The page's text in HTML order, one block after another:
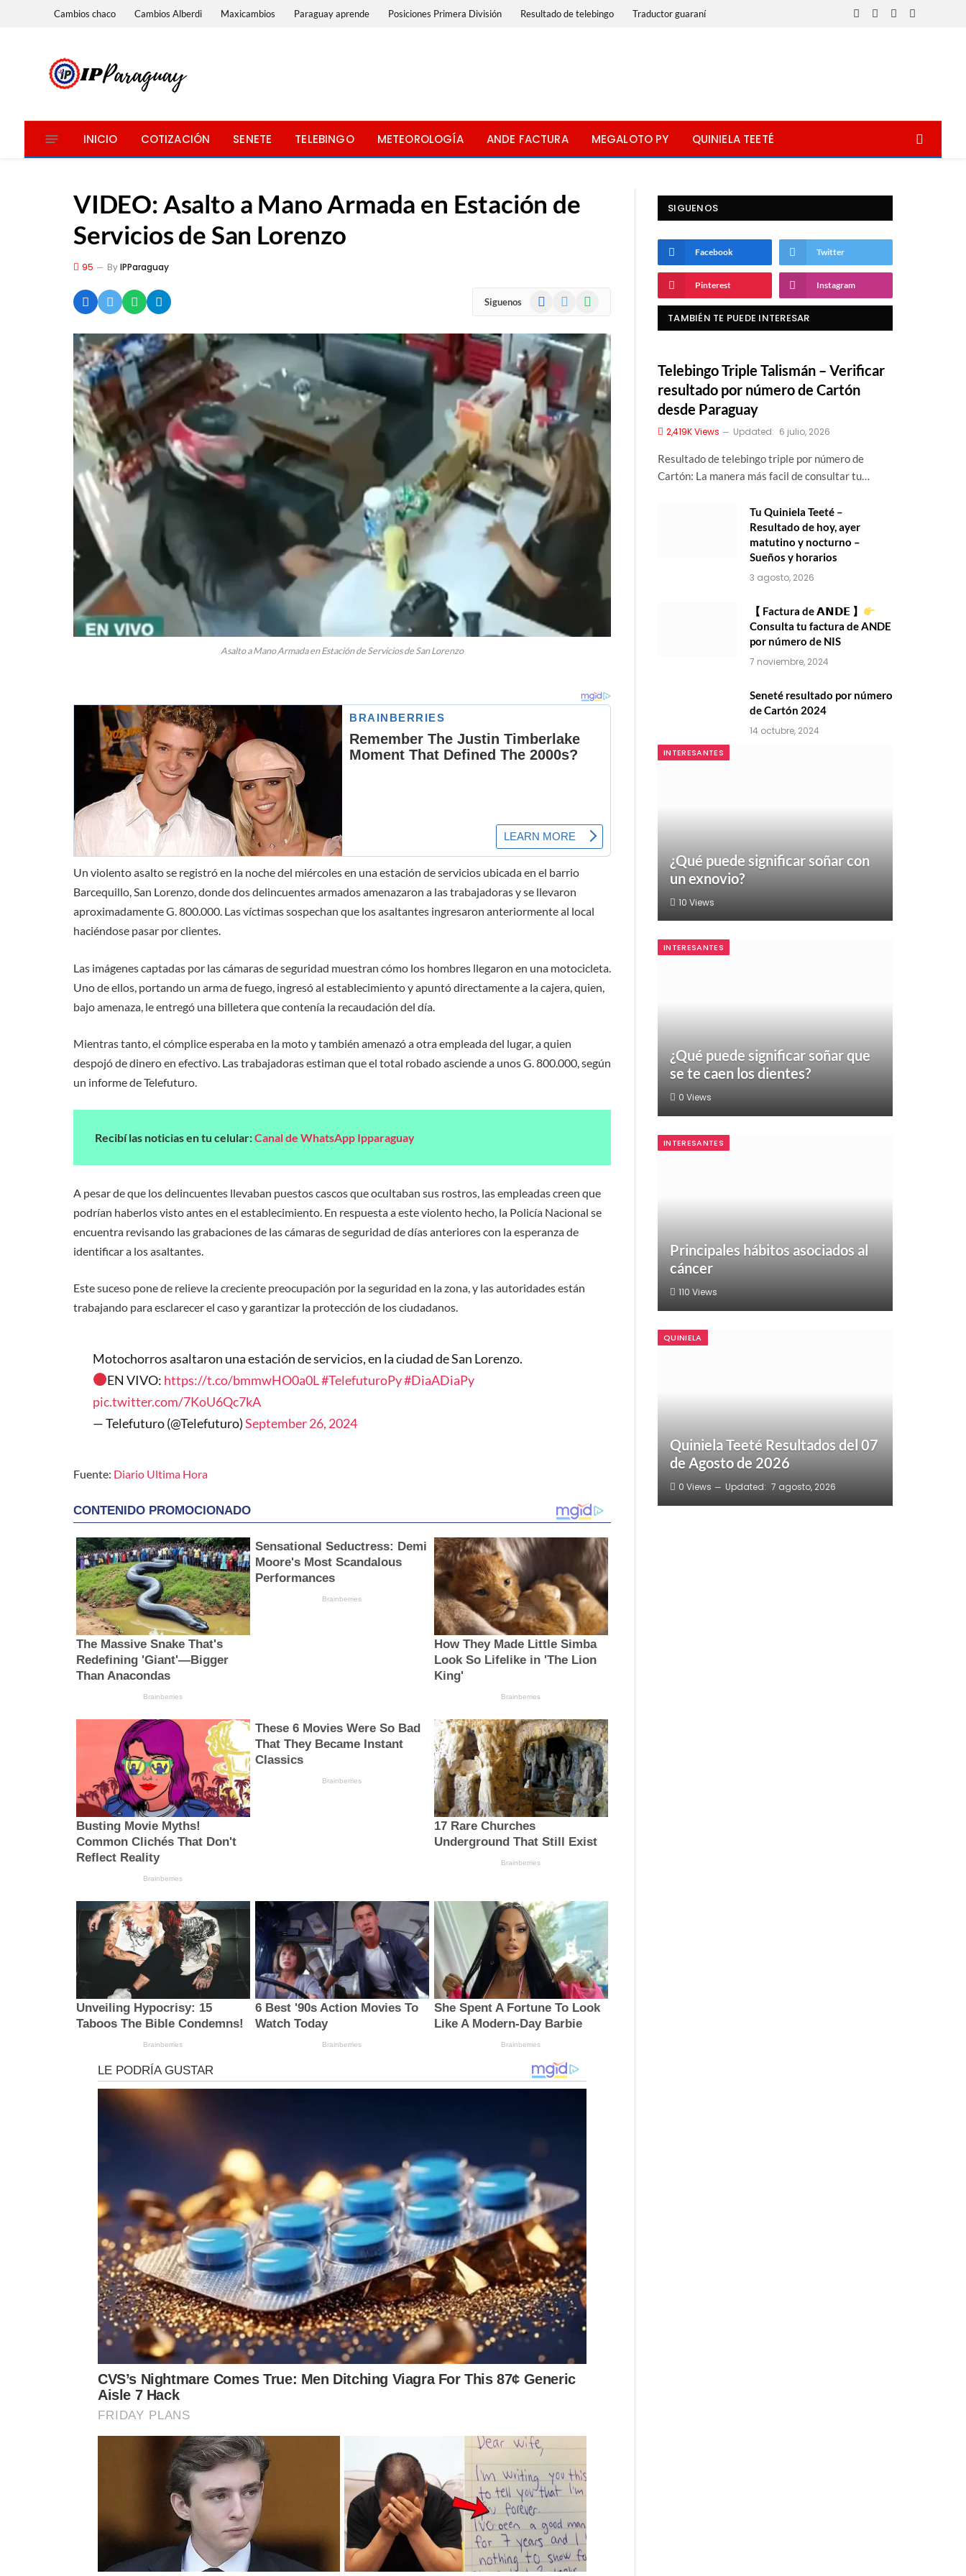
Cambios chaco Cambios Alberdi Maxicambios Paraguay aprende Posiciones Primera División Resultado de telebingo Traductor guaraní
Facebook
X
InstagramWhatsApp
INICIO COTIZACIÓN SENETE TELEBINGO METEOROLOGÍA ANDE FACTURA MEGALOTO PY QUINIELA TEETÉ
VIDEO: Asalto a Mano Armada en Estación de
Servicios de San Lorenzo
95 ByIPParaguay
Siguenos Facebook WhatsApp
Asalto a Mano Armada en Estación de Servicios de San Lorenzo
Un violento asalto se registró en la noche del miércoles en una estación de servicios ubicada en el barrio
Barcequillo, San Lorenzo, donde dos delincuentes armados amenazaron a las trabajadoras y se llevaron
aproximadamente G. 800.000. Las víctimas sospechan que los asaltantes ingresaron anteriormente al local
haciéndose pasar por clientes.
Las imágenes captadas por las cámaras de seguridad muestran cómo los hombres llegaron en una motocicleta.
Uno de ellos, portando un arma de fuego, ingresó al establecimiento y apuntó directamente a la cajera, quien,
bajo amenaza, le entregó una billetera que contenía la recaudación del día.
Mientras tanto, el cómplice esperaba en la moto y también amenazó a otra empleada del lugar, a quien
despojó de dinero en efectivo. Las trabajadoras estiman que el total robado asciende a unos G. 800.000, según
un informe de Telefuturo.
Recibí las noticias en tu celular:Canal de WhatsApp Ipparaguay
A pesar de que los delincuentes llevaban puestos cascos que ocultaban sus rostros, las empleadas creen que
podrían haberlos visto antes en el establecimiento. En respuesta a este violento hecho, la Policía Nacional se
encuentra revisando las grabaciones de las cámaras de seguridad de días anteriores con la esperanza de
identificar a los asaltantes.
Este suceso pone de relieve la creciente preocupación por la seguridad en la zona, y las autoridades están
trabajando para esclarecer el caso y garantizar la protección de los ciudadanos.
Motochorros asaltaron una estación de servicios, en la ciudad de San Lorenzo.
EN VIVO: https://t.co/bmmwHO0a0L#TelefuturoPy#DiaADiaPy
pic.twitter.com/7KoU6Qc7kA
— Telefuturo (@Telefuturo)September 26, 2024
Fuente: Diario Ultima Hora
SIGUENOS
Facebook Twitter
Pinterest Instagram
TAMBIÉN TE PUEDE INTERESAR
Telebingo Triple Talismán – Verificar
resultado por número de Cartón
desde Paraguay
2,419KViews Updated: 6 julio, 2026
Resultado de telebingo triple por número de
Cartón: La manera más facil de consultar tu…
Tu Quiniela Teeté –
Resultado de hoy, ayer
matutino y nocturno –
Sueños y horarios
3 agosto, 2026
【 Factura de 𝗔𝗡𝗗𝗘 】
Consulta tu factura de ANDE
por número de NIS
7 noviembre, 2024
Seneté resultado por número
de Cartón 2024
14 octubre, 2024
INTERESANTES
¿Qué puede significar soñar con
un exnovio?
10 Views
INTERESANTES
¿Qué puede significar soñar que
se te caen los dientes?
0 Views
INTERESANTES
Principales hábitos asociados al
cáncer
110 Views
QUINIELA
Quiniela Teeté Resultados del 07
de Agosto de 2026
0 Views Updated: 7 agosto, 2026